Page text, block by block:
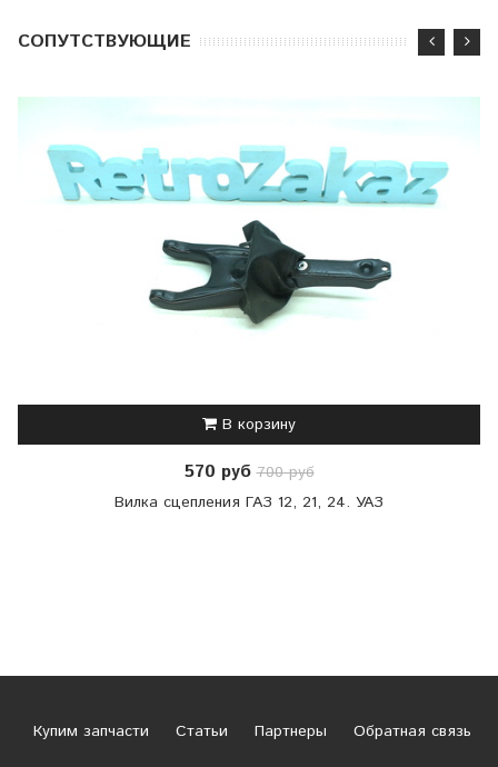
CОПУТСТВУЮЩИЕ
В корзину
570 руб700 руб
Вилка сцепления ГАЗ 12, 21, 24. УАЗ
Купим запчасти Статьи Партнеры
Обратная связь